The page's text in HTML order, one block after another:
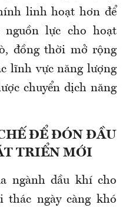
linh hoạt hơn để
nguồn lực cho hoạt
đồng thời mở rộng
lĩnh vực năng lượng
chuyển dịch năng
ĐỂ ĐÓN ĐẦU
TRIỂN MỚI
ngành dầu khí cho
thác ngày càng khó